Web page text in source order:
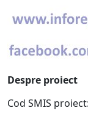
Despre proiect
Cod SMIS